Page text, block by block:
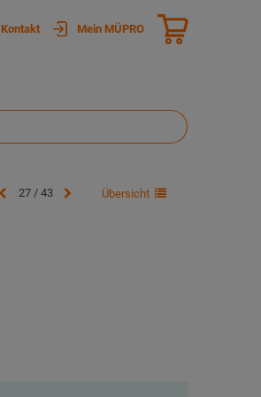
Kontakt Mein MÜPRO
27 / 43 Übersicht